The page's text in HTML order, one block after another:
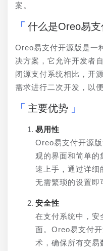
案。
什么是Oreo易支
Oreo易支付开源版是一
决方案，它允许开发者
闭源支付系统相比，开
需求进行二次开发，以
主要优势
易用性
Oreo易支付开源
观的界面和简单的
速上手，通过详细
无需繁琐的设置即
安全性
在支付系统中，安
面。Oreo易支付
术，确保所有交易